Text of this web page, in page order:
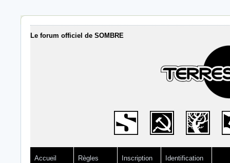
Le forum officiel de SOMBRE
Accueil Règles Inscription Identification